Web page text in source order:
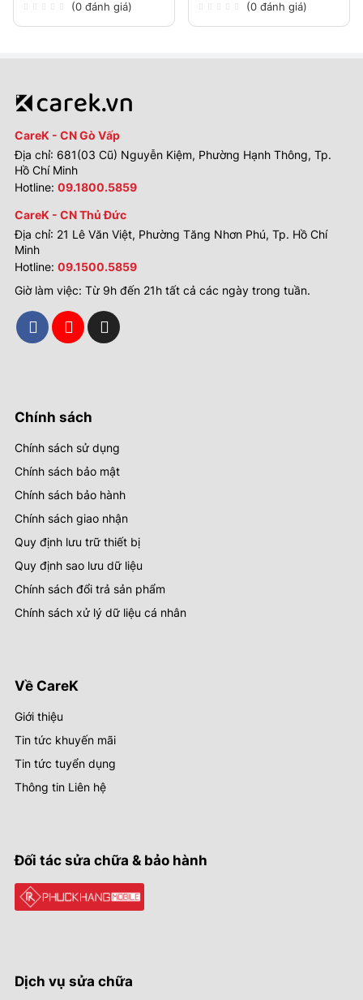
(0 đánh giá)
(0 đánh giá)
CareK - CN Gò Vấp
Địa chỉ: 681(03 Cũ) Nguyễn Kiệm, Phường Hạnh Thông, Tp.
Hồ Chí Minh
Hotline: 09.1800.5859
CareK - CN Thủ Đức
Địa chỉ: 21 Lê Văn Việt, Phường Tăng Nhơn Phú, Tp. Hồ Chí
Minh
Hotline: 09.1500.5859
Giờ làm việc: Từ 9h đến 21h tất cả các ngày trong tuần.
Chính sách
Chính sách sử dụng
Chính sách bảo mật
Chính sách bảo hành
Chính sách giao nhận
Quy định lưu trữ thiết bị
Quy định sao lưu dữ liệu
Chính sách đổi trả sản phẩm
Chính sách xử lý dữ liệu cá nhân
Về CareK
Giới thiệu
Tin tức khuyến mãi
Tin tức tuyển dụng
Thông tin Liên hệ
Đối tác sửa chữa & bảo hành
Dịch vụ sửa chữa